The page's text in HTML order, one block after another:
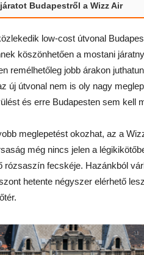
Budapestről a Wizz Air
low-cost útvonal
köszönhetően a mostani
remélhetőleg jobb árakon
új útvonal nem is oly nagy
és erre Budapesten sem kell
meglepetést okozhat, az a
még nincs jelen a
rózsaszín fecskéje. Hazánkból
hetente négyszer elérhető